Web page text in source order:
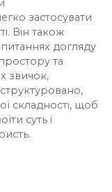
застосувати
Він також
догляду
та
звичок,
складності, щоб
суть і